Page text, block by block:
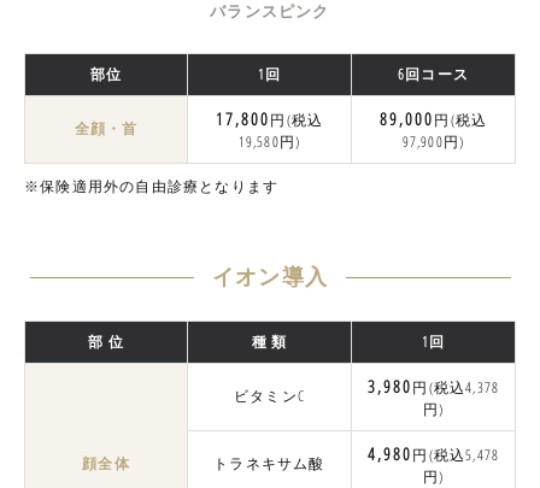
バランスピンク
部位 1回 6回コース
全顔・首 17,800円(税込
19,580円)
89,000円(税込
97,900円)
※保険適用外の自由診療となります
イオン導入
部 位 種 類 1回
顔全体
ビタミンC 3,980円(税込4,378
円)
トラネキサム酸 4,980円(税込5,478
円)